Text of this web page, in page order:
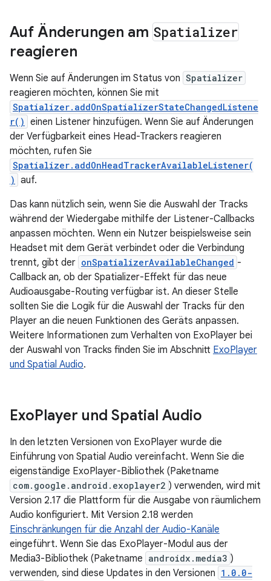
Auf Änderungen am Spatializer
reagieren
Wenn Sie auf Änderungen im Status von Spatializer
reagieren möchten, können Sie mit
Spatializer.addOnSpatializerStateChangedListene
r() einen Listener hinzufügen. Wenn Sie auf Änderungen
der Verfügbarkeit eines Head-Trackers reagieren
möchten, rufen Sie
Spatializer.addOnHeadTrackerAvailableListener(
) auf.
Das kann nützlich sein, wenn Sie die Auswahl der Tracks
während der Wiedergabe mithilfe der Listener-Callbacks
anpassen möchten. Wenn ein Nutzer beispielsweise sein
Headset mit dem Gerät verbindet oder die Verbindung
trennt, gibt der onSpatializerAvailableChanged -
Callback an, ob der Spatializer-Effekt für das neue
Audioausgabe-Routing verfügbar ist. An dieser Stelle
sollten Sie die Logik für die Auswahl der Tracks für den
Player an die neuen Funktionen des Geräts anpassen.
Weitere Informationen zum Verhalten von ExoPlayer bei
der Auswahl von Tracks finden Sie im Abschnitt ExoPlayer
und Spatial Audio.
ExoPlayer und Spatial Audio
In den letzten Versionen von ExoPlayer wurde die
Einführung von Spatial Audio vereinfacht. Wenn Sie die
eigenständige ExoPlayer-Bibliothek (Paketname
com.google.android.exoplayer2 ) verwenden, wird mit
Version 2.17 die Plattform für die Ausgabe von räumlichem
Audio konfiguriert. Mit Version 2.18 werden
Einschränkungen für die Anzahl der Audio-Kanäle
eingeführt. Wenn Sie das ExoPlayer-Modul aus der
Media3-Bibliothek (Paketname androidx.media3 )
verwenden, sind diese Updates in den Versionen 1.0.0-